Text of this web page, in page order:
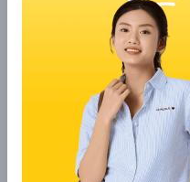
3. Thời trang
áo polo dành
3.1 Tiên phong
tiên tiến
Nói đến những chiếc
hiện nay,
thời trang
tiến để đáp ứng thị